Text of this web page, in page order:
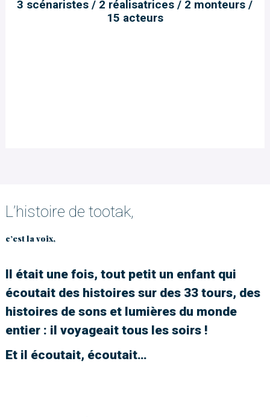
3 scénaristes / 2 réalisatrices / 2 monteurs /
15 acteurs
L’histoire de tootak,
c’est la voix,
Il était une fois, tout petit un enfant qui
écoutait des histoires sur des 33 tours, des
histoires de sons et lumières du monde
entier : il voyageait tous les soirs !
Et il écoutait, écoutait…